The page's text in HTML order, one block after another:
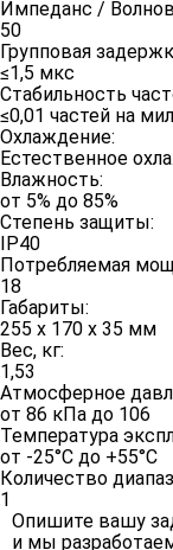
Импеданс /
50
Групповая
≤1,5 мкс
Стабильность
≤0,01 частей на
Охлаждение:
Естественное
Влажность:
от 5% до 85%
Степень защиты:
IP40
Потребляемая
18
Габариты:
255 х 170 х 35 мм
Вес, кг:
1,53
Атмосферное
от 86 кПа до 106
Температура
от -25°С до +55°С
Количество
1
Опишите вашу
и мы